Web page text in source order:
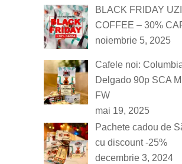
BLACK FRIDAY
COFFEE – 30%
noiembrie 5, 2025
Cafele noi:
Delgado 90p SCA
FW
mai 19, 2025
Pachete cadou de
cu discount -25%
decembrie 3, 2024